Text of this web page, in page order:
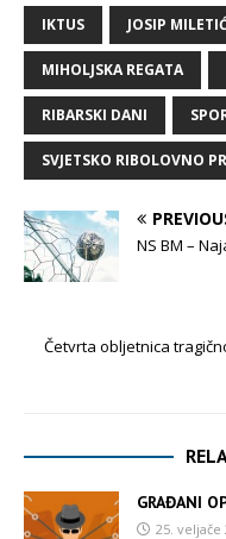
IKTUS JOSIP MILETIĆ
MIHOLJSKA REGATA
RIBARSKI DANI
SVJETSKO RIBOLOVNO
NS BM –
Četvrta obljetnica
GRAĐANI
25. veljače